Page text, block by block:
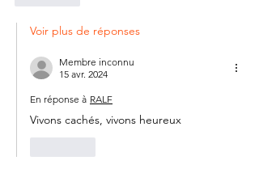
Voir plus de réponses
Membre inconnu
15 avr. 2024
En réponse à RALF
Vivons cachés, vivons heureux